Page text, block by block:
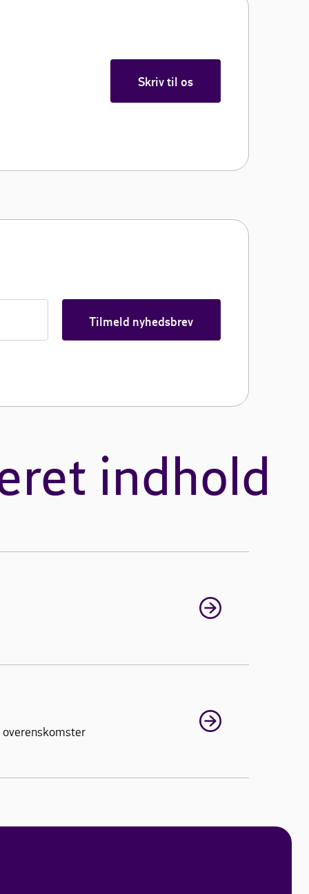
Skriv til os
Tilmeld nyhedsbrev
indhold